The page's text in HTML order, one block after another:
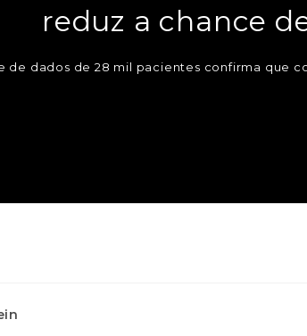
reduz a chance
de dados de 28 mil pacientes confirma que